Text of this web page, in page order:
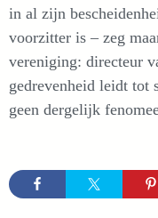
in al zijn
voorzitter is – zeg
vereniging: directeur
gedrevenheid leidt tot
geen dergelijk